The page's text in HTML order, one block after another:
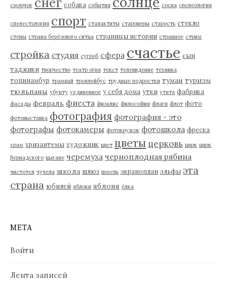
сморчок собака события сосна спелеология
спелестология спорт сталактиты староверы старость стекло
стены страна берёзового ситца страницы истории странное стрим
стройка студия сугроб сфера счастье сын
таджики творчество театр огня текст телевидение техника
топинамбур трамвай троллейбус трудные подростки туман туризм
тюльпаны убунту уединенное у себя дома утки утята фабрика
фасады февраль фиеста физалис философия флаги флот фото
фотовыставка фотография фотография - это
фотографы фотокамеры фотокружок фотошкола фреска
храм хризантемы художник цвет цветы церковь цирк цирк
Вернадского цыгане черемуха черноплодная рябина
чистотел чучела школа шлюз шмель экраноплан эльфы эта
страна юбилей яблоки яблоня ёлка
МЕТА
Войти
Лента записей